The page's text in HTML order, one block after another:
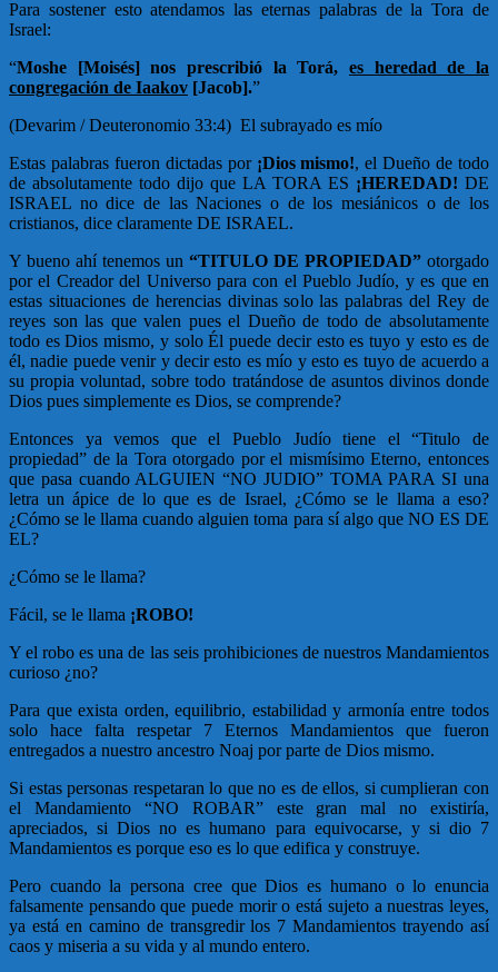
Para sostener esto atendamos las eternas palabras de la Tora de
Israel:
“Moshe [Moisés] nos prescribió la Torá, es heredad de la
congregación de Iaakov [Jacob].”
(Devarim / Deuteronomio 33:4) El subrayado es mío
Estas palabras fueron dictadas por ¡Dios mismo!, el Dueño de todo
de absolutamente todo dijo que LA TORA ES ¡HEREDAD! DE
ISRAEL no dice de las Naciones o de los mesiánicos o de los
cristianos, dice claramente DE ISRAEL.
Y bueno ahí tenemos un “TITULO DE PROPIEDAD” otorgado
por el Creador del Universo para con el Pueblo Judío, y es que en
estas situaciones de herencias divinas solo las palabras del Rey de
reyes son las que valen pues el Dueño de todo de absolutamente
todo es Dios mismo, y solo Él puede decir esto es tuyo y esto es de
él, nadie puede venir y decir esto es mío y esto es tuyo de acuerdo a
su propia voluntad, sobre todo tratándose de asuntos divinos donde
Dios pues simplemente es Dios, se comprende?
Entonces ya vemos que el Pueblo Judío tiene el “Titulo de
propiedad” de la Tora otorgado por el mismísimo Eterno, entonces
que pasa cuando ALGUIEN “NO JUDIO” TOMA PARA SI una
letra un ápice de lo que es de Israel, ¿Cómo se le llama a eso?
¿Cómo se le llama cuando alguien toma para sí algo que NO ES DE
EL?
¿Cómo se le llama?
Fácil, se le llama ¡ROBO!
Y el robo es una de las seis prohibiciones de nuestros Mandamientos
curioso ¿no?
Para que exista orden, equilibrio, estabilidad y armonía entre todos
solo hace falta respetar 7 Eternos Mandamientos que fueron
entregados a nuestro ancestro Noaj por parte de Dios mismo.
Si estas personas respetaran lo que no es de ellos, si cumplieran con
el Mandamiento “NO ROBAR” este gran mal no existiría,
apreciados, si Dios no es humano para equivocarse, y si dio 7
Mandamientos es porque eso es lo que edifica y construye.
Pero cuando la persona cree que Dios es humano o lo enuncia
falsamente pensando que puede morir o está sujeto a nuestras leyes,
ya está en camino de transgredir los 7 Mandamientos trayendo así
caos y miseria a su vida y al mundo entero.